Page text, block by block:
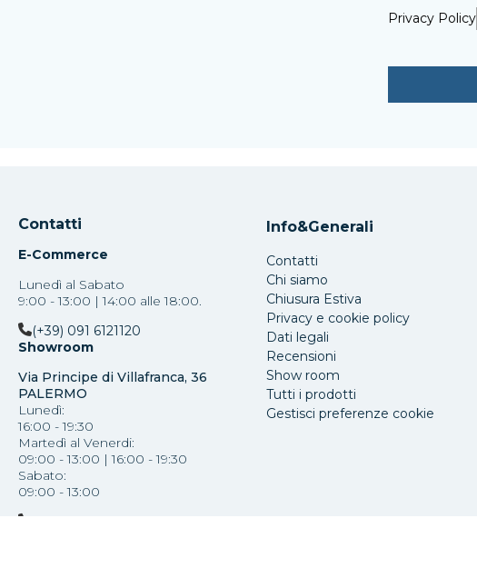
Privacy Policy
Contatti
E-Commerce
Lunedì al Sabato
9:00 - 13:00 | 14:00 alle 18:00.
(+39) 091 6121120
Showroom
Via Principe di Villafranca, 36
PALERMO
Lunedì:
16:00 - 19:30
Martedì al Venerdi:
09:00 - 13:00 | 16:00 - 19:30
Sabato:
09:00 - 13:00
Info&Generali
Contatti
Chi siamo
Chiusura Estiva
Privacy e cookie policy
Dati legali
Recensioni
Show room
Tutti i prodotti
Gestisci preferenze cookie